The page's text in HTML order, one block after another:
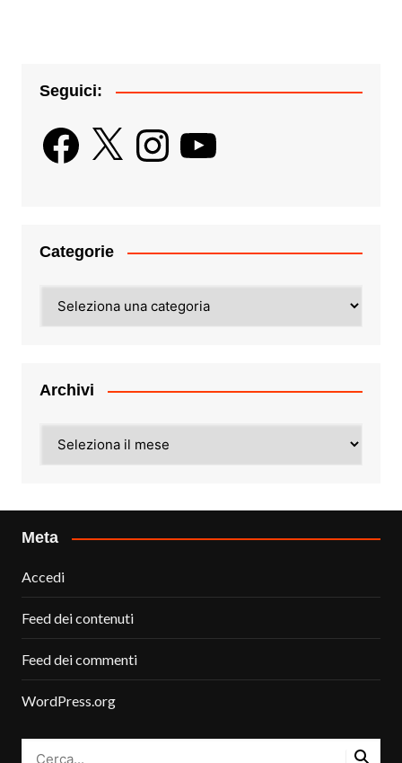
Seguici:
Facebook
X InstagramYouTube
Categorie
Archivi
Meta
Accedi
Feed dei contenuti
Feed dei commenti
WordPress.org